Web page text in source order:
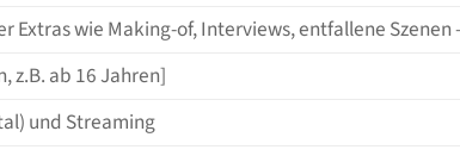
Extras wie Making-of, Interviews, entfallene Szenen
z.B. ab 16 Jahren]
und Streaming